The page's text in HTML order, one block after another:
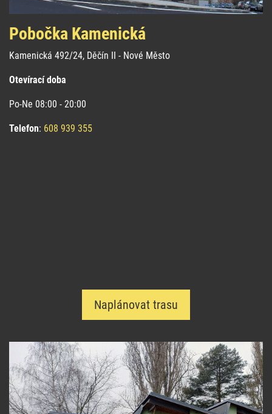
Pobočka Kamenická
Kamenická 492/24, Děčín II - Nové Město
Otevírací doba
Po-Ne 08:00 - 20:00
Telefon: 608 939 355
Naplánovat trasu